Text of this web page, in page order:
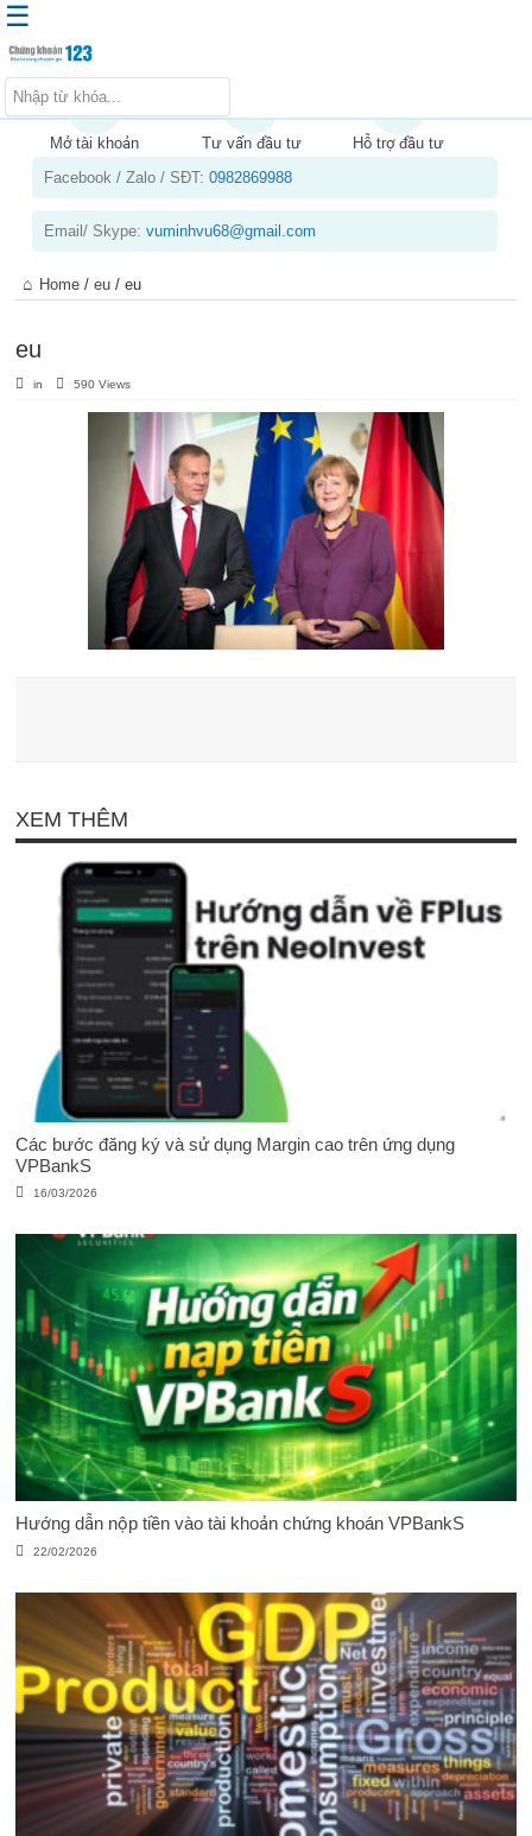
Trang chủ
Kiến thức chứng khoán
Kinh nghiệm đầu tư
Sản phẩm – dịch vụ
Chứng khoán phái sinh
☰
Mở tài khoản Tư vấn đầu tư
Hỗ trợ đầu tư
Facebook / Zalo / SĐT:0982869988
Email/ Skype:vuminhvu68@gmail.com
Home /eu /eu
eu
in 590 Views
XEM THÊM
Các bước đăng ký và sử dụng Margin cao trên ứng dụng
VPBankS
16/03/2026
Hướng dẫn nộp tiền vào tài khoản chứng khoán VPBankS
22/02/2026